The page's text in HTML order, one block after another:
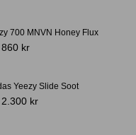
700 MNVN Honey Flux
860 kr
Yeezy Slide Soot
2.300 kr